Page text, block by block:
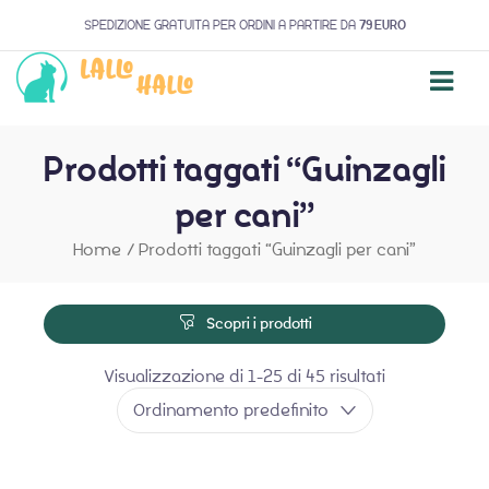
SPEDIZIONE GRATUITA PER ORDINI A PARTIRE DA 79 EURO
Prodotti taggati “Guinzagli
per cani”
Home / Prodotti taggati “Guinzagli per cani”
Scopri i prodotti
Visualizzazione di 1-25 di 45 risultati
Ordinamento predefinito